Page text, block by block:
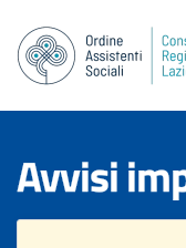
Avvisi